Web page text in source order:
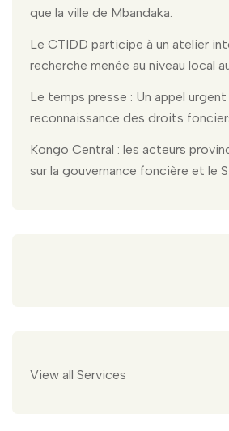
que la ville de Mbandaka.
Le CTIDD participe à un atelier
recherche menée au niveau local
Le temps presse : Un appel
reconnaissance des droits
Kongo Central : les acteurs
sur la gouvernance foncière et le
View all Services